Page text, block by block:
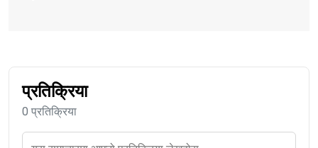
प्रतिक्रिया
0 प्रतिक्रिया